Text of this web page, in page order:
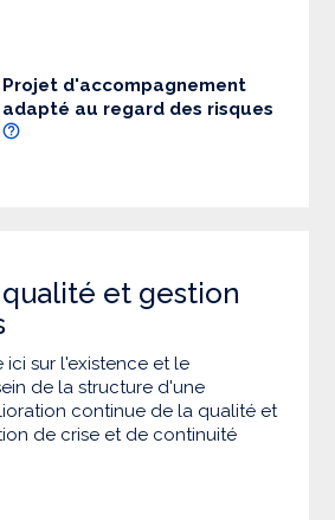
Projet d'accompagnement
adapté au regard des risques
et gestion
ici sur l'existence et le
de la structure d'une
continue de la qualité et
de crise et de continuité